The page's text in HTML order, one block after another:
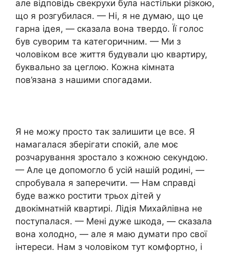
але відповідь свекрухи була настільки різкою,
що я розгубилася. — Ні, я не думаю, що це
гарна ідея, — сказала вона твердо. Її голос
був суворим та категоричним. — Ми з
чоловіком все життя будували цю квартиру,
буквально за цеглою. Кожна кімната
пов’язана з нашими спогадами.
Я не можу просто так залишити це все. Я
намагалася зберігати спокій, але моє
розчарування зростало з кожною секундою.
— Але це допомогло б усій нашій родині, —
спробувала я заперечити. — Нам справді
буде важко ростити трьох дітей у
двокімнатній квартирі. Лідія Михайлівна не
поступалася. — Мені дуже шкода, — сказала
вона холодно, — але я маю думати про свої
інтереси. Нам з чоловіком тут комфортно, і